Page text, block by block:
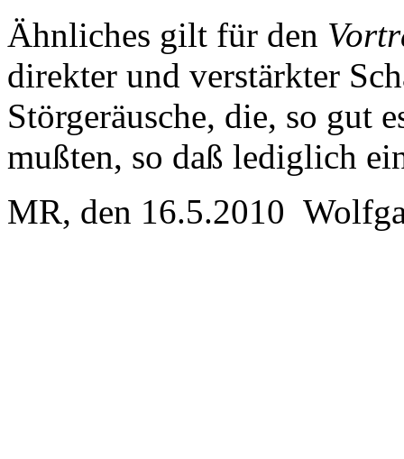
Ähnliches gilt für den
direkter und verstärkter
Störgeräusche, die, so gut
mußten, so daß lediglich
MR, den 16.5.2010